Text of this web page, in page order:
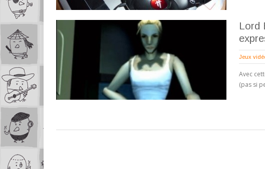
Lord
Jeux
Avec
(pas si